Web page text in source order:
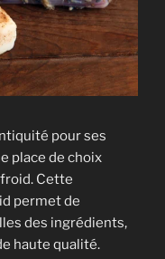
pour ses
place de choix
Cette
permet de
des ingrédients,
haute qualité.